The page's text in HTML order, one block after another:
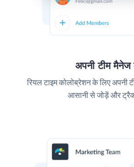
अपनी टीम
रियल टाइम कोलोब्रेशन के लिए अपनी
आसानी से जोड़ें और